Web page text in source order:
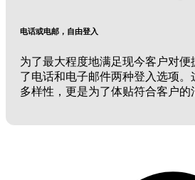
电话或电邮，自由登入
为了最大程度地满足现今客户对
了电话和电子邮件两种登入选项
多样性，更是为了体贴符合客户的